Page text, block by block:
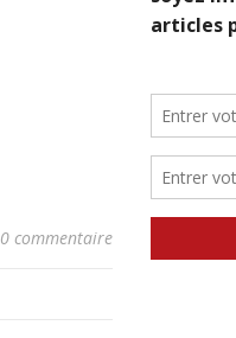
0 commentaire